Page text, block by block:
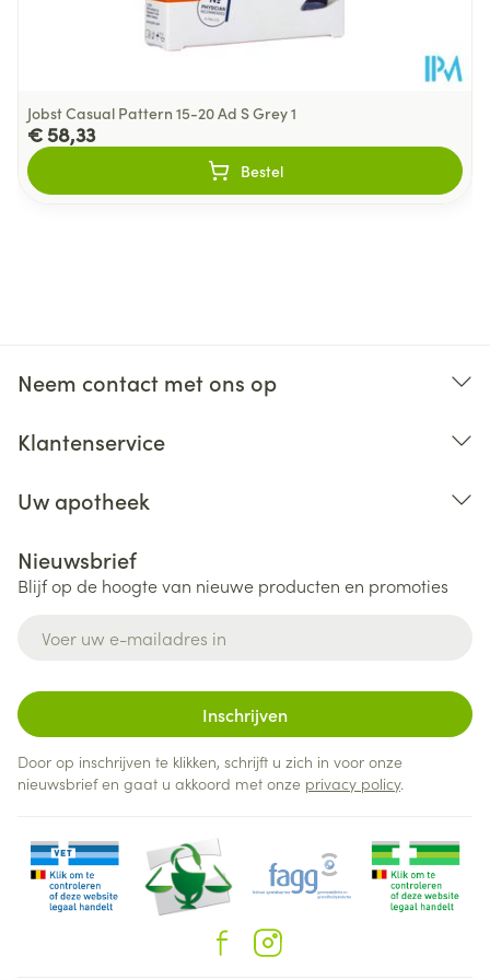
Jobst Casual Pattern 15-20 Ad S Grey 1
€ 58,33
Bestel
Neem contact met ons op
Klantenservice
Uw apotheek
Nieuwsbrief
Blijf op de hoogte van nieuwe producten en promoties
Inschrijven
Door op inschrijven te klikken, schrijft u zich in voor onze
nieuwsbrief en gaat u akkoord met onze privacy policy.